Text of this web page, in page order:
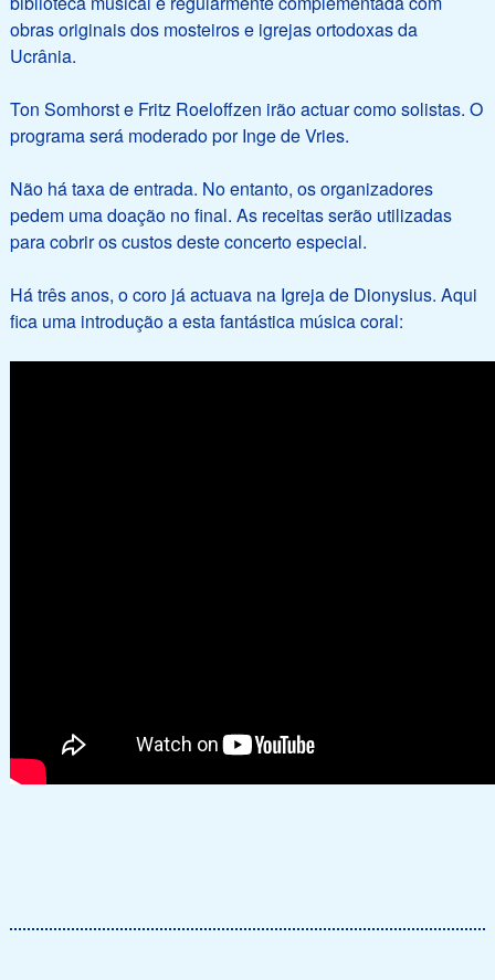
obras originais dos mosteiros e igrejas ortodoxas da
Ucrânia.
Ton Somhorst e Fritz Roeloffzen irão actuar como solistas. O
programa será moderado por Inge de Vries.
Não há taxa de entrada. No entanto, os organizadores
pedem uma doação no final. As receitas serão utilizadas
para cobrir os custos deste concerto especial.
Há três anos, o coro já actuava na Igreja de Dionysius. Aqui
fica uma introdução a esta fantástica música coral: